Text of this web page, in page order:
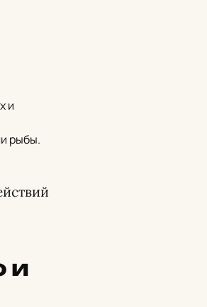
и
рыбы.
и